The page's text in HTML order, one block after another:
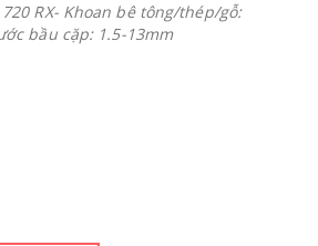
RX- Khoan bê tông/thép/gỗ:
bầu cặp: 1.5-13mm